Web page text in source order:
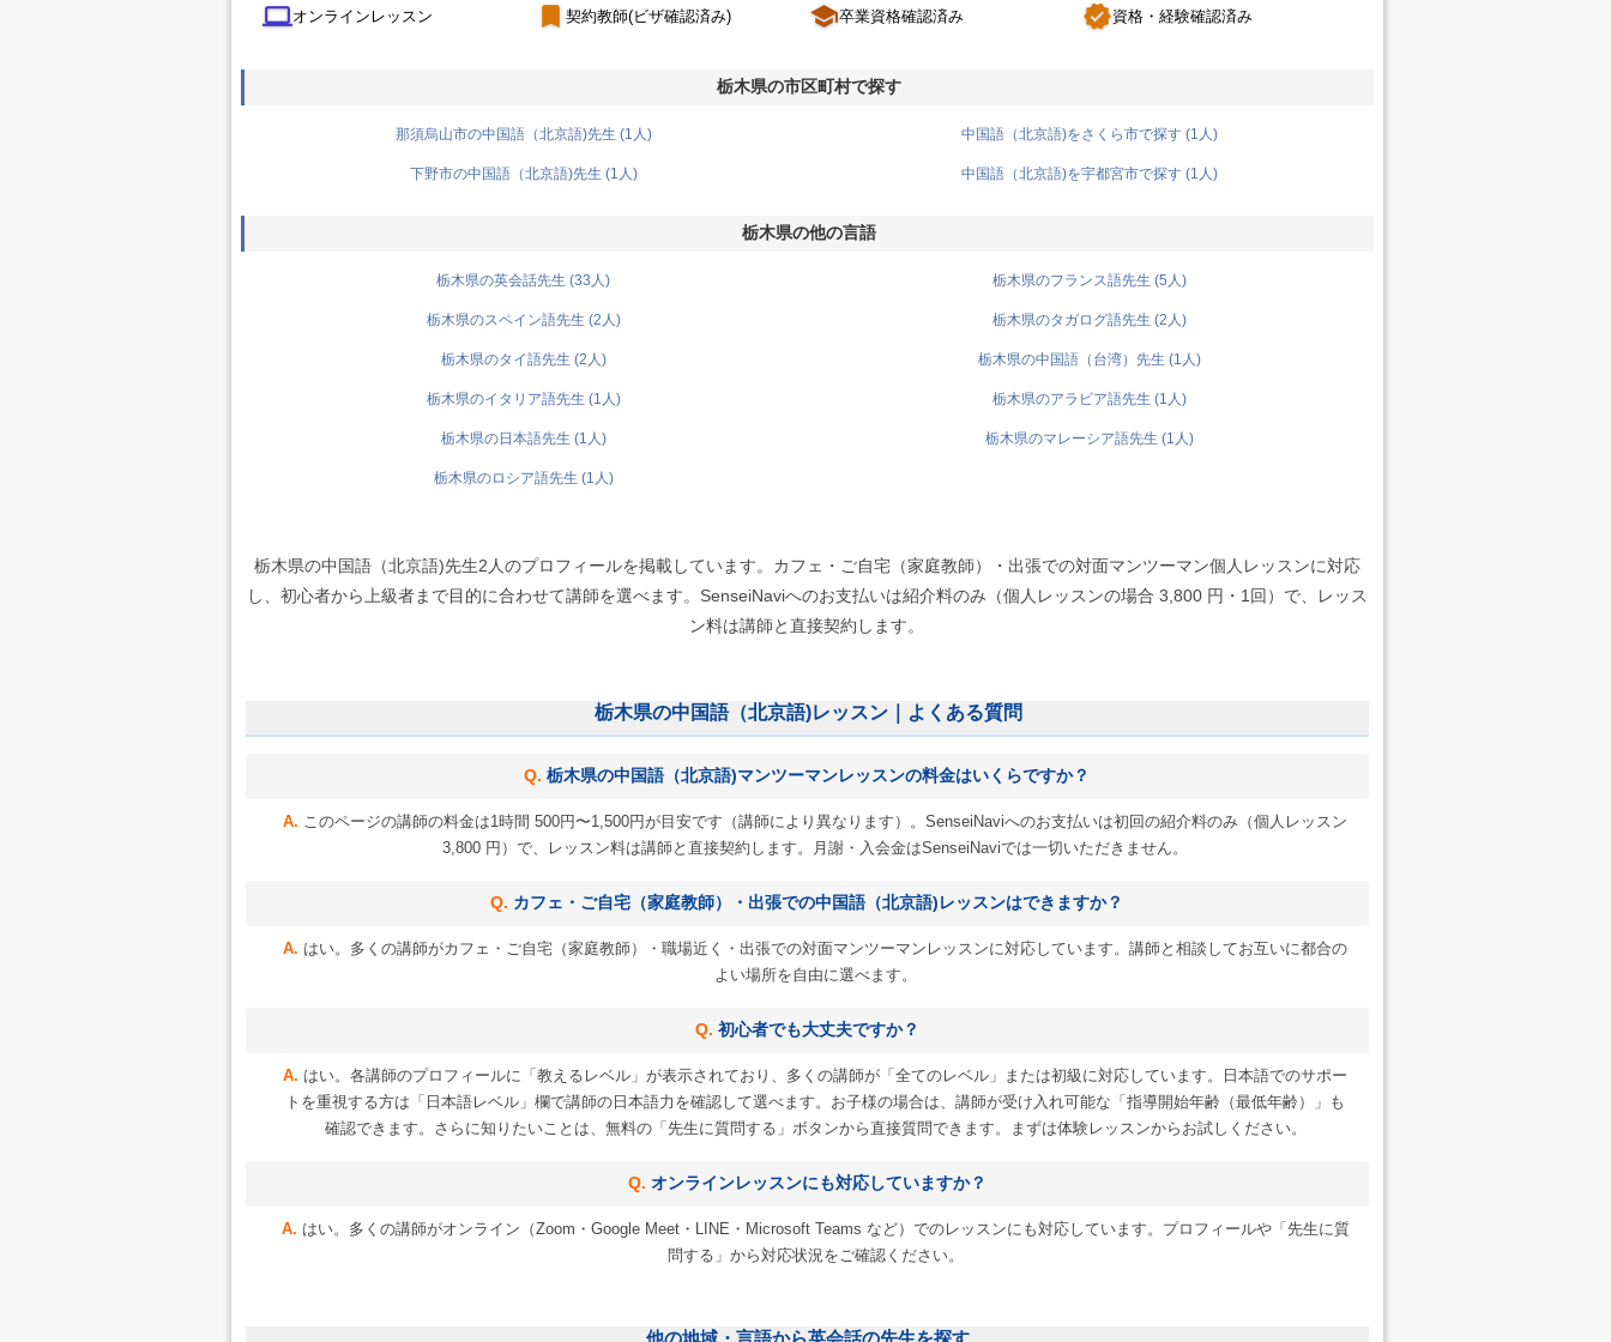
computerオンラインレッスン turned_in 契約教師(ビザ確認済み) school卒業資格確認済み verified資格・経験確認済み
栃木県の市区町村で探す
那須烏山市の中国語（北京語)先生 (1人) 中国語（北京語)をさくら市で探す (1人)
下野市の中国語（北京語)先生 (1人) 中国語（北京語)を宇都宮市で探す (1人)
栃木県の他の言語
栃木県の英会話先生 (33人) 栃木県のフランス語先生 (5人)
栃木県のスペイン語先生 (2人) 栃木県のタガログ語先生 (2人)
栃木県のタイ語先生 (2人) 栃木県の中国語（台湾）先生 (1人)
栃木県のイタリア語先生 (1人) 栃木県のアラビア語先生 (1人)
栃木県の日本語先生 (1人) 栃木県のマレーシア語先生 (1人)
栃木県のロシア語先生 (1人)
栃木県の中国語（北京語)先生2人のプロフィールを掲載しています。カフェ・ご自宅（家庭教師）・出張での対面マンツーマン個人レッスンに対応
し、初心者から上級者まで目的に合わせて講師を選べます。SenseiNaviへのお支払いは紹介料のみ（個人レッスンの場合 3,800 円・1回）で、レッス
ン料は講師と直接契約します。
栃木県の中国語（北京語)レッスン｜よくある質問
栃木県の中国語（北京語)マンツーマンレッスンの料金はいくらですか？
このページの講師の料金は1時間 500円〜1,500円が目安です（講師により異なります）。SenseiNaviへのお支払いは初回の紹介料のみ（個人レッスン
3,800 円）で、レッスン料は講師と直接契約します。月謝・入会金はSenseiNaviでは一切いただきません。
カフェ・ご自宅（家庭教師）・出張での中国語（北京語)レッスンはできますか？
はい。多くの講師がカフェ・ご自宅（家庭教師）・職場近く・出張での対面マンツーマンレッスンに対応しています。講師と相談してお互いに都合の
よい場所を自由に選べます。
初心者でも大丈夫ですか？
はい。各講師のプロフィールに「教えるレベル」が表示されており、多くの講師が「全てのレベル」または初級に対応しています。日本語でのサポー
トを重視する方は「日本語レベル」欄で講師の日本語力を確認して選べます。お子様の場合は、講師が受け入れ可能な「指導開始年齢（最低年齢）」も
確認できます。さらに知りたいことは、無料の「先生に質問する」ボタンから直接質問できます。まずは体験レッスンからお試しください。
オンラインレッスンにも対応していますか？
はい。多くの講師がオンライン（Zoom・Google Meet・LINE・Microsoft Teams など）でのレッスンにも対応しています。プロフィールや「先生に質
問する」から対応状況をご確認ください。
他の地域・言語から英会話の先生を探す